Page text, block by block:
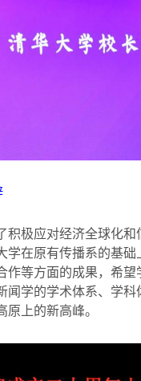
极应对经济全球化和
在原有传播系的基
等方面的成果，希
学的学术体系、学
上的新高峰。